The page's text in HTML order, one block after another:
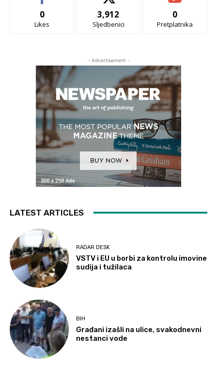
0
Likes
3,912
Sljedbenici
0
Pretplatnika
- Advertisement -
LATEST ARTICLES
RADAR DESK
VSTV i EU u borbi za kontrolu imovine
sudija i tužilaca
BIH
Građani izašli na ulice, svakodnevni
nestanci vode